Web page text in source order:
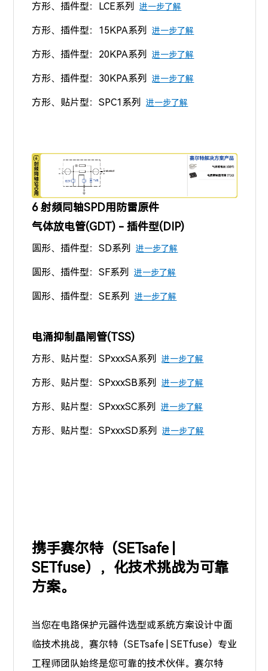
方形、插件型：LCE系列进一步了解
方形、插件型：15KPA系列进一步了解
方形、插件型：20KPA系列进一步了解
方形、插件型：30KPA系列进一步了解
方形、贴片型：SPC1系列进一步了解
6 射频同轴SPD用防雷原件
气体放电管(GDT) - 插件型(DIP)
圆形、插件型：SD系列进一步了解
圆形、插件型：SF系列进一步了解
圆形、插件型：SE系列进一步了解
电涌抑制晶闸管(TSS)
方形、贴片型：SPxxxSA系列进一步了解
方形、贴片型：SPxxxSB系列进一步了解
方形、贴片型：SPxxxSC系列进一步了解
方形、贴片型：SPxxxSD系列进一步了解
携手赛尔特（SETsafe |
SETfuse），化技术挑战为可靠
方案。
当您在电路保护元器件选型或系统方案设计中面
临技术挑战，赛尔特（SETsafe | SETfuse）专业
工程师团队始终是您可靠的技术伙伴。赛尔特